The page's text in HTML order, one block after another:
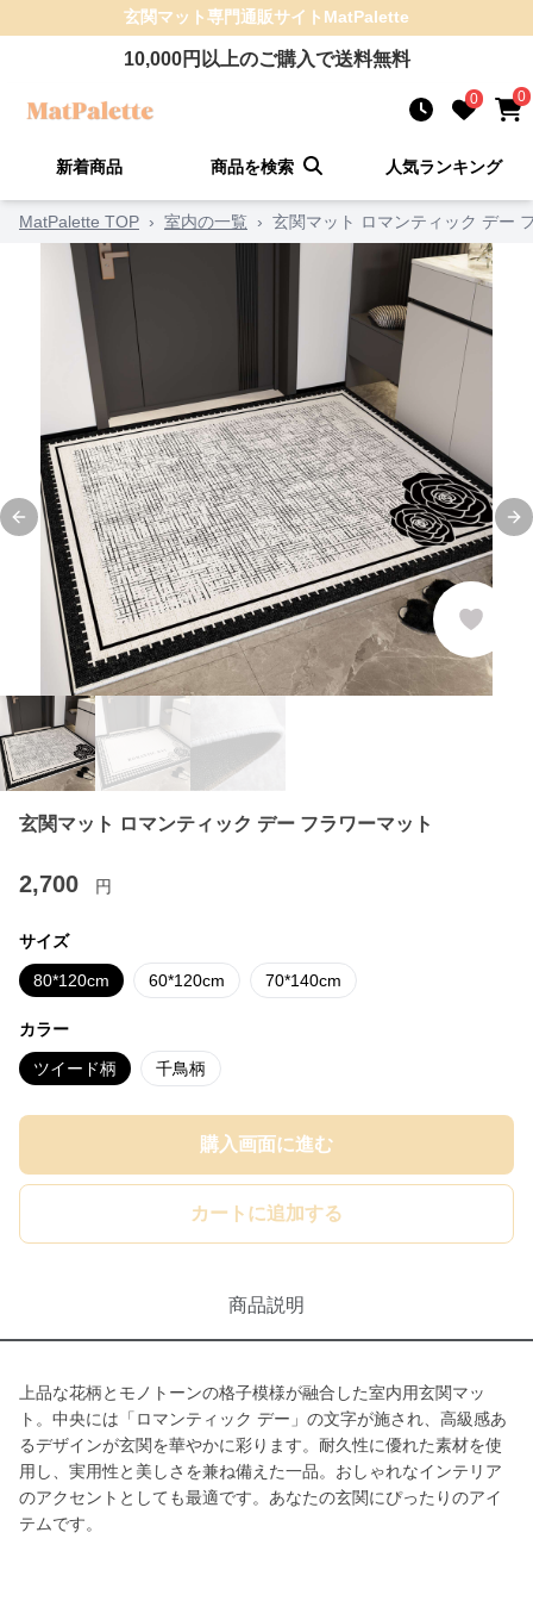
玄関マット専門通販サイト MatPalette
10,000円以上のご購入で送料無料
0 0
新着商品 商品を検索 人気ランキング
MatPalette TOP › 室内の一覧 › 玄関マット ロマンティック デー
Previous slide
玄関マット ロマンティック デー フラワーマット
2,700 円
サイズ
80*120cm 60*120cm 70*140cm
カラー
ツイード柄 千鳥柄
購入画面に進む
カートに追加する
商品説明
上品な花柄とモノトーンの格子模様が融合した室内用玄関マッ
ト。中央には「ロマンティック デー」の文字が施され、高級感あ
るデザインが玄関を華やかに彩ります。耐久性に優れた素材を使
用し、実用性と美しさを兼ね備えた一品。おしゃれなインテリア
のアクセントとしても最適です。あなたの玄関にぴったりのアイ
テムです。